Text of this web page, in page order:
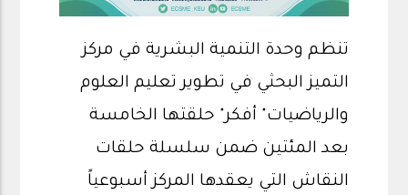
تنظم وحدة التنمية البشرية في مركز
التميز البحثي في تطوير تعليم العلوم
والرياضيات" أفكر" حلقتها الخامسة
بعد المئتين ضمن سلسلة حلقات
النقاش التي يعقدها المركز أسبوعياً